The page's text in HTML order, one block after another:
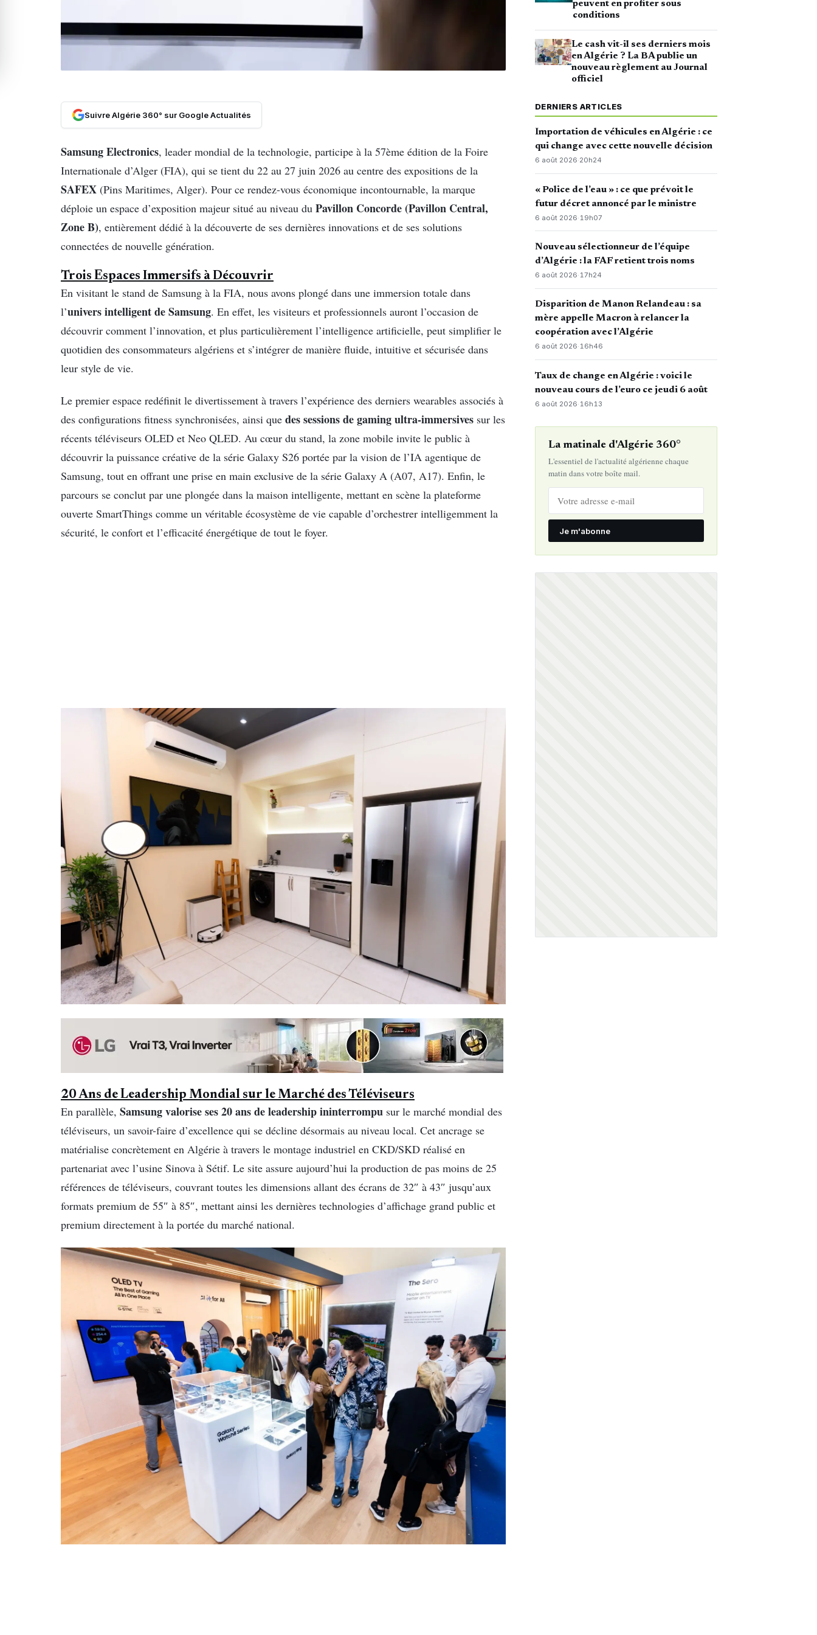
Suivre Algérie 360° sur Google Actualités
Samsung Electronics, leader mondial de la technologie, participe à la 57ème édition de la Foire
Internationale d’Alger (FIA), qui se tient du 22 au 27 juin 2026 au centre des expositions de la
SAFEX (Pins Maritimes, Alger). Pour ce rendez-vous économique incontournable, la marque
déploie un espace d’exposition majeur situé au niveau du Pavillon Concorde (Pavillon Central,
Zone B), entièrement dédié à la découverte de ses dernières innovations et de ses solutions
connectées de nouvelle génération.
Trois Espaces Immersifs à Découvrir
En visitant le stand de Samsung à la FIA, nous avons plongé dans une immersion totale dans
l’univers intelligent de Samsung. En effet, les visiteurs et professionnels auront l’occasion de
découvrir comment l’innovation, et plus particulièrement l’intelligence artificielle, peut simplifier le
quotidien des consommateurs algériens et s’intégrer de manière fluide, intuitive et sécurisée dans
leur style de vie.
Le premier espace redéfinit le divertissement à travers l’expérience des derniers wearables associés à
des configurations fitness synchronisées, ainsi que des sessions de gaming ultra-immersives sur les
récents téléviseurs OLED et Neo QLED. Au cœur du stand, la zone mobile invite le public à
découvrir la puissance créative de la série Galaxy S26 portée par la vision de l’IA agentique de
Samsung, tout en offrant une prise en main exclusive de la série Galaxy A (A07, A17). Enfin, le
parcours se conclut par une plongée dans la maison intelligente, mettant en scène la plateforme
ouverte SmartThings comme un véritable écosystème de vie capable d’orchestrer intelligemment la
sécurité, le confort et l’efficacité énergétique de tout le foyer.
20 Ans de Leadership Mondial sur le Marché des Téléviseurs
En parallèle, Samsung valorise ses 20 ans de leadership ininterrompu sur le marché mondial des
téléviseurs, un savoir-faire d’excellence qui se décline désormais au niveau local. Cet ancrage se
matérialise concrètement en Algérie à travers le montage industriel en CKD/SKD réalisé en
partenariat avec l’usine Sinova à Sétif. Le site assure aujourd’hui la production de pas moins de 25
références de téléviseurs, couvrant toutes les dimensions allant des écrans de 32″ à 43″ jusqu’aux
formats premium de 55″ à 85″, mettant ainsi les dernières technologies d’affichage grand public et
premium directement à la portée du marché national.
peuvent en profiter sous
conditions
Le cash vit-il ses derniers mois
en Algérie ? La BA publie un
nouveau règlement au Journal
officiel
DERNIERS ARTICLES
Importation de véhicules en Algérie : ce
qui change avec cette nouvelle décision
6 août 2026·20h24
« Police de l’eau » : ce que prévoit le
futur décret annoncé par le ministre
6 août 2026· 19h07
Nouveau sélectionneur de l’équipe
d’Algérie : la FAF retient trois noms
6 août 2026·17h24
Disparition de Manon Relandeau : sa
mère appelle Macron à relancer la
coopération avec l’Algérie
6 août 2026·16h46
Taux de change en Algérie : voici le
nouveau cours de l’euro ce jeudi 6 août
6 août 2026· 16h13
La matinale d'Algérie 360°
L'essentiel de l'actualité algérienne chaque
matin dans votre boîte mail.
Je m'abonne